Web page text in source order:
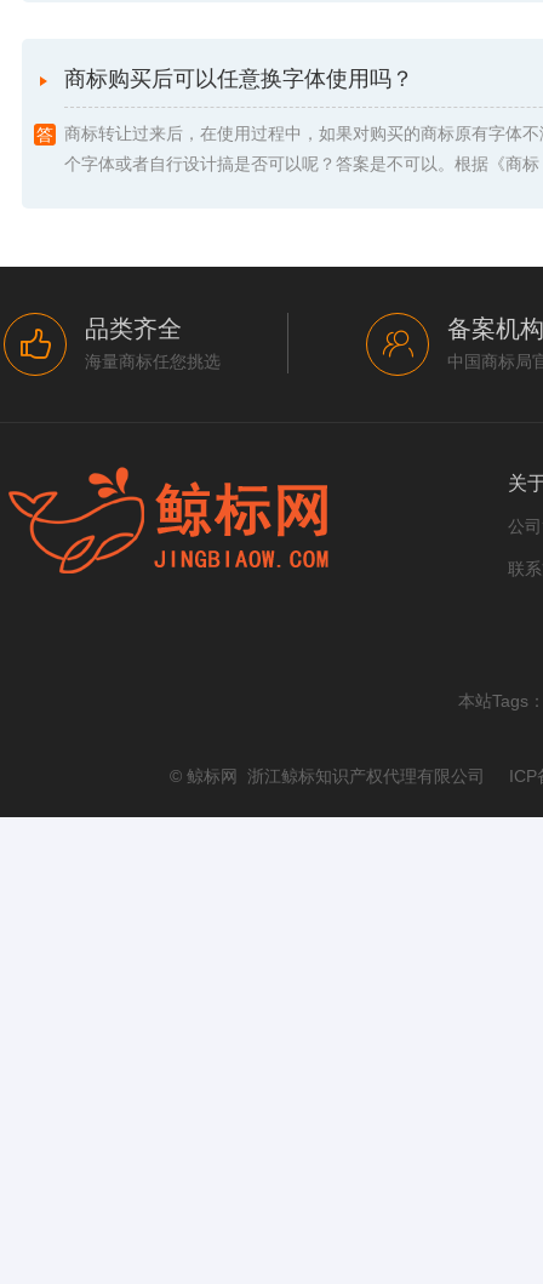
商标购买后可以任意换字体使用吗？
商标转让过来后，在使用过程中，如果对购买的商标原有字体
个字体或者自行设计搞是否可以呢？答案是不可以。根据《商
品类齐全
海量商标任您挑选
备案机构
中国商标局
关
公
联
本站Tags
© 鲸标网 浙江鲸标知识产权代理有限公司 ICP